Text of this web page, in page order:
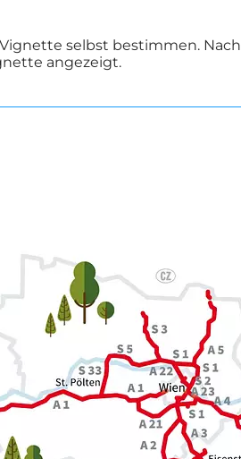
selbst bestimmen. Nach
angezeigt.